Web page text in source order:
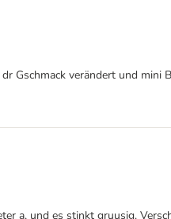
Gschmack verändert und
a, und es stinkt gruusig.